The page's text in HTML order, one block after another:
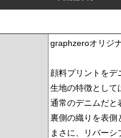
graphzeroオリジ
顔料プリントをデ
生地の特徴として
通常のデニムだと
裏側の織りを表側
まさに、リバーシ